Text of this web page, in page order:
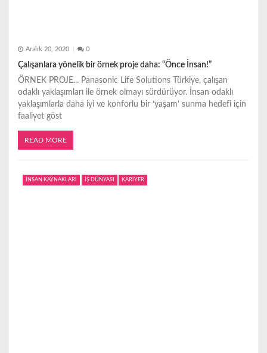
Aralık 20, 2020 0
Çalışanlara yönelik bir örnek proje daha: “Önce İnsan!”
ÖRNEK PROJE... Panasonic Life Solutions Türkiye, çalışan
odaklı yaklaşımları ile örnek olmayı sürdürüyor. İnsan odaklı
yaklaşımlarla daha iyi ve konforlu bir ‘yaşam’ sunma hedefi için
faaliyet göst
READ MORE
İNSAN KAYNAKLARI İŞ DÜNYASI KARİYER